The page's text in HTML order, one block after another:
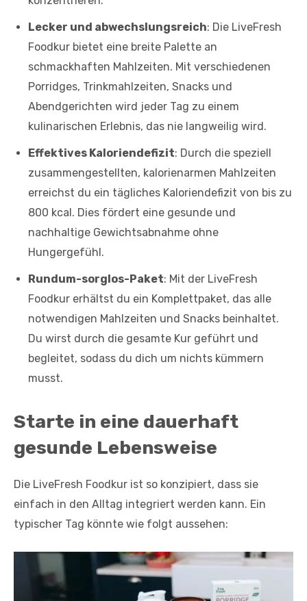
Lecker und abwechslungsreich: Die LiveFresh
Foodkur bietet eine breite Palette an
schmackhaften Mahlzeiten. Mit verschiedenen
Porridges, Trinkmahlzeiten, Snacks und
Abendgerichten wird jeder Tag zu einem
kulinarischen Erlebnis, das nie langweilig wird.
Effektives Kaloriendefizit: Durch die speziell
zusammengestellten, kalorienarmen Mahlzeiten
erreichst du ein tägliches Kaloriendefizit von bis zu
800 kcal. Dies fördert eine gesunde und
nachhaltige Gewichtsabnahme ohne
Hungergefühl.
Rundum-sorglos-Paket: Mit der LiveFresh
Foodkur erhältst du ein Komplettpaket, das alle
notwendigen Mahlzeiten und Snacks beinhaltet.
Du wirst durch die gesamte Kur geführt und
begleitet, sodass du dich um nichts kümmern
musst.
Starte in eine dauerhaft
gesunde Lebensweise
Die LiveFresh Foodkur ist so konzipiert, dass sie
einfach in den Alltag integriert werden kann. Ein
typischer Tag könnte wie folgt aussehen: